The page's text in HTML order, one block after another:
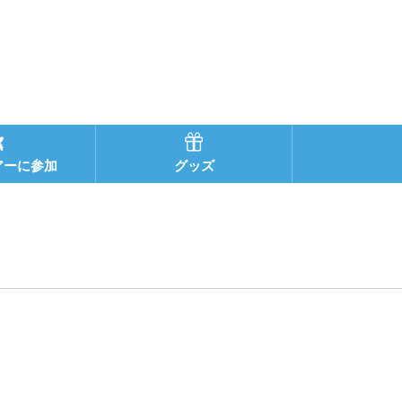
に参加 グッズ